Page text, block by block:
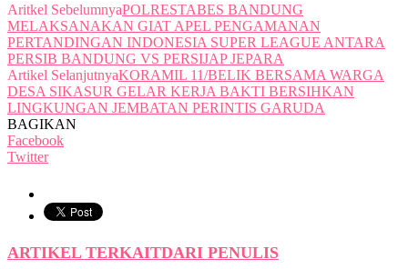
Aritkel SebelumnyaPOLRESTABES BANDUNG
MELAKSANAKAN GIAT APEL PENGAMANAN
PERTANDINGAN INDONESIA SUPER LEAGUE ANTARA
PERSIB BANDUNG VS PERSIJAP JEPARA
Artikel SelanjutnyaKORAMIL 11/BELIK BERSAMA WARGA
DESA SIKASUR GELAR KERJA BAKTI BERSIHKAN
LINGKUNGAN JEMBATAN PERINTIS GARUDA
BAGIKAN
Facebook
Twitter
ARTIKEL TERKAITDARI PENULIS